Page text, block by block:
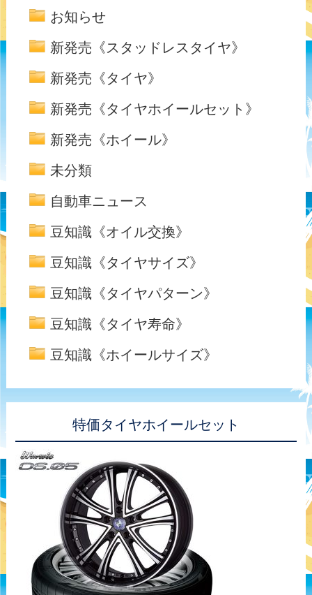
お知らせ
新発売《スタッドレスタイヤ》
新発売《タイヤ》
新発売《タイヤホイールセット》
新発売《ホイール》
未分類
自動車ニュース
豆知識《オイル交換》
豆知識《タイヤサイズ》
豆知識《タイヤパターン》
豆知識《タイヤ寿命》
豆知識《ホイールサイズ》
特価タイヤホイールセット